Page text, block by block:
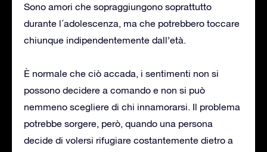
Sono amori che sopraggiungono soprattutto
durante l´adolescenza, ma che potrebbero toccare
chiunque indipendentemente dall’età.
È normale che ciò accada, i sentimenti non si
possono decidere a comando e non si può
nemmeno scegliere di chi innamorarsi. Il problema
potrebbe sorgere, però, quando una persona
decide di volersi rifugiare costantemente dietro a